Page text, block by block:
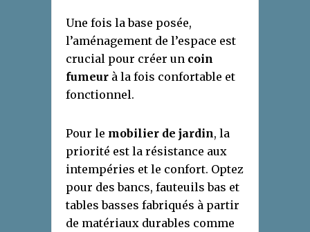
Une fois la base posée,
l’aménagement de l’espace est
crucial pour créer un coin
fumeur à la fois confortable et
fonctionnel.
Pour le mobilier de jardin, la
priorité est la résistance aux
intempéries et le confort. Optez
pour des bancs, fauteuils bas et
tables basses fabriqués à partir
de matériaux durables comme